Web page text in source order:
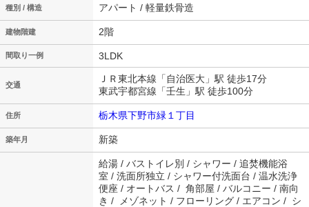
種別 / 構造 アパート / 軽量鉄骨造
建物階建 2階
間取り一例 3LDK
交通
ＪＲ東北本線「自治医大」駅 徒歩17分
東武宇都宮線「壬生」駅 徒歩100分
住所 栃木県下野市緑１丁目
築年月 新築
給湯 / バストイレ別 / シャワー / 追焚機能浴
室 / 洗面所独立 / シャワー付洗面台 / 温水洗浄
便座 / オートバス / 角部屋 / バルコニー / 南向
き / メゾネット / フローリング / エアコン / シ